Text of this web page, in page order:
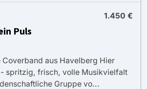
1.450 €
Puls
Coverband aus Havelberg Hier
spritzig, frisch, volle Musikvielfalt
Gruppe vo...